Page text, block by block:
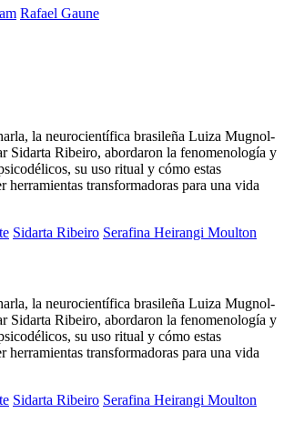
Rafael Gaune
la neurocientífica brasileña Luiza Mugnol-
Sidarta Ribeiro, abordaron la fenomenología y
su uso ritual y cómo estas
herramientas transformadoras para una vida
Sidarta Ribeiro Serafina Heirangi Moulton
la neurocientífica brasileña Luiza Mugnol-
Sidarta Ribeiro, abordaron la fenomenología y
su uso ritual y cómo estas
herramientas transformadoras para una vida
Sidarta Ribeiro Serafina Heirangi Moulton